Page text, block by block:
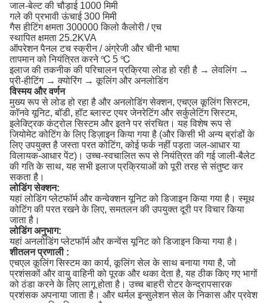
जाल-बेल्ट की चौड़ाई 1000 मिमी
गले की प्रभावी ऊंचाई 300 मिमी
गैस हीटिंग क्षमता 300000 किलो कैलोरी / एच
स्थापित क्षमता 25.2KVA
ऑपरेशन पैनल टच स्क्रीन / अंग्रेजी और चीनी भाषा
तापमान को नियंत्रित करने ℃ 5 ℃
इलाज की तकनीक की परिचालन प्रक्रिया लोड हो रही है → लेवलिंग →
प्री-हीटिंग → क्योरिंग → कूलिंग और अनलोडिंग
विस्मय और वर्णन
मुख्य रूप से लोड हो रहा है और अनलोडिंग सेक्शन, एचएल कूलिंग सिस्टम,
कॉनवे यूनिट, बॉडी, हॉट ब्लास्ट एयर जेनरेटिंग और सर्कुलेटिंग सिस्टम,
इलेक्ट्रिक कंट्रोल सिस्टम और इतने पर संरचित। यह विशेष रूप से
जियोमेट कोटिंग के लिए डिज़ाइन किया गया है (और किसी भी अन्य ब्रांडों के
लिए उपयुक्त है जस्ता परत कोटिंग, कोई फर्क नहीं पड़ता जल-आधार या
विलायक-आधार पेंट)। उच्च-स्वचालित रूप से नियंत्रित की गई जाली-बैलेट
की गति के साथ, यह सभी इलाज प्रक्रियाओं को पूरी तरह से संतुष्ट कर
सकता है।
लोडिंग सेक्शन:
यहां लोडिंग प्लेटफॉर्म और कन्वेक्शन यूनिट को डिजाइन किया गया है। स्मूथ
कोटिंग की परत रखने के लिए, समतलन की उपयुक्त दूरी पर विचार किया
जाता है।
लोडिंग अनुभाग:
यहां अनलोडिंग प्लेटफॉर्म और कन्वेंस यूनिट को डिजाइन किया गया है।
शीतलन प्रणाली :
एचएल कूलिंग सिस्टम का कार्य, कूलिंग सेल के साथ बनाया गया है, जो
प्रशंसकों और वायु वाहिनी को पूरक और थका देता है, यह ठीक किए गए भागों
को ठंडा करने के लिए लागू होता है। उच्च बाहरी रोटर केन्द्रापसारक
प्रशंसक अपनाया जाता है। और थर्मल इन्सुलेशन सेल के निकास और प्रवेश